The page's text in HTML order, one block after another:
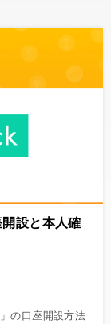
設と本人確
の口座開設方法